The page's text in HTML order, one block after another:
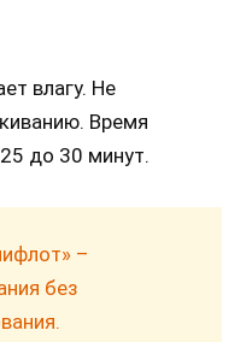
влагу. Не
Время
до 30 минут.
–
без